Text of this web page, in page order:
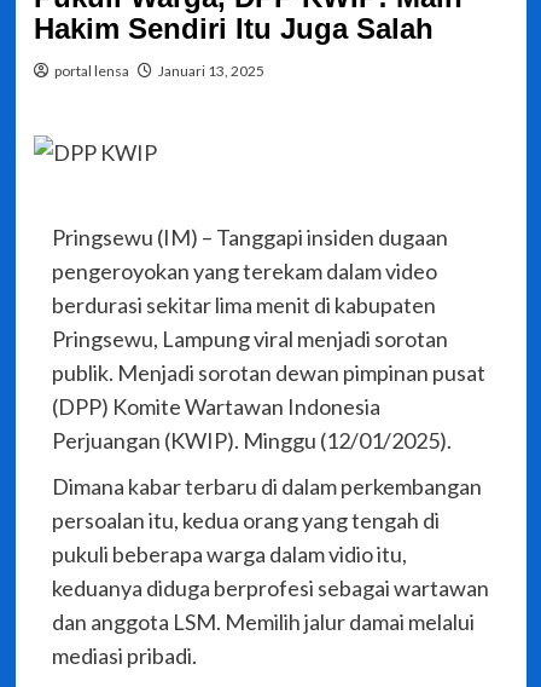
Hakim Sendiri Itu Juga Salah
portal lensa Januari 13, 2025
Pringsewu (IM) – Tanggapi insiden dugaan
pengeroyokan yang terekam dalam video
berdurasi sekitar lima menit di kabupaten
Pringsewu, Lampung viral menjadi sorotan
publik. Menjadi sorotan dewan pimpinan pusat
(DPP) Komite Wartawan Indonesia
Perjuangan (KWIP). Minggu (12/01/2025).
Dimana kabar terbaru di dalam perkembangan
persoalan itu, kedua orang yang tengah di
pukuli beberapa warga dalam vidio itu,
keduanya diduga berprofesi sebagai wartawan
dan anggota LSM. Memilih jalur damai melalui
mediasi pribadi.